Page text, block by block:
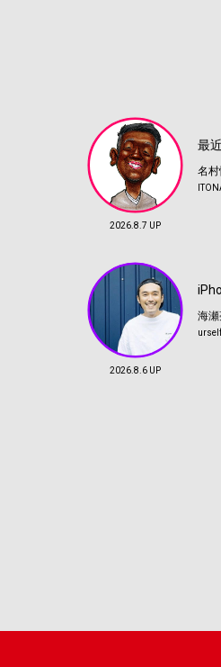
2026.8.7 UP
最
名
2026.8.6 UP
海瀬